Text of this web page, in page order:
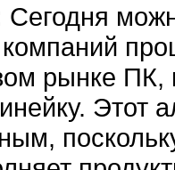
Сегодня
компаний
рынке
Этот